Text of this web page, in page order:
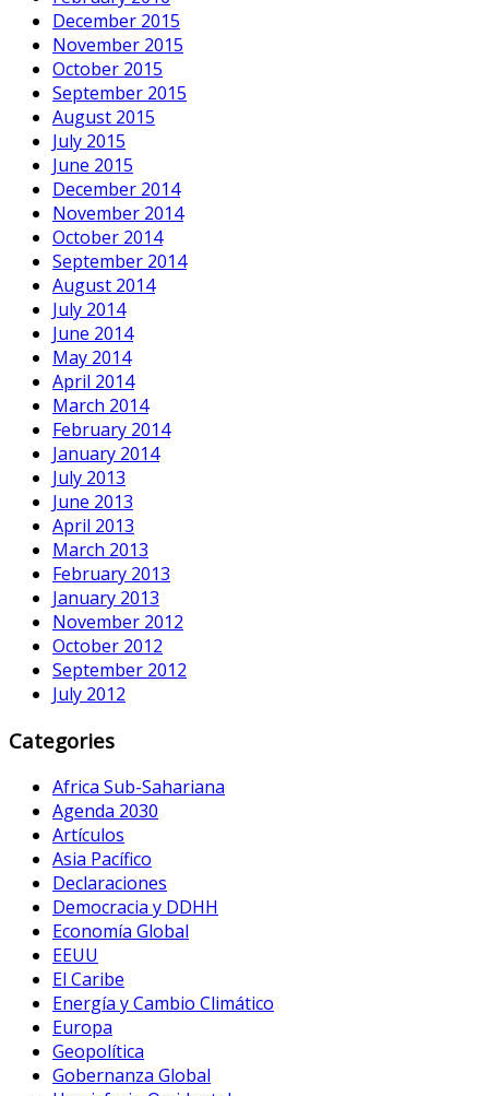
December 2015
November 2015
October 2015
September 2015
August 2015
July 2015
June 2015
December 2014
November 2014
October 2014
September 2014
August 2014
July 2014
June 2014
May 2014
April 2014
March 2014
February 2014
January 2014
July 2013
June 2013
April 2013
March 2013
February 2013
January 2013
November 2012
October 2012
September 2012
July 2012
Categories
Africa Sub-Sahariana
Agenda 2030
Artículos
Asia Pacífico
Declaraciones
Democracia y DDHH
Economía Global
EEUU
El Caribe
Energía y Cambio Climático
Europa
Geopolítica
Gobernanza Global